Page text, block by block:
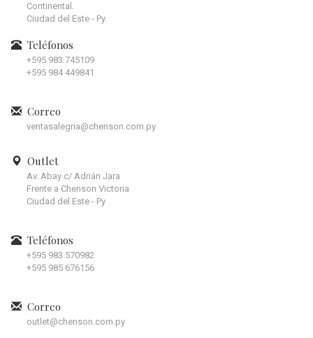
Continental.
Ciudad del Este - Py.
Teléfonos
+595 983 745109
+595 984 449841
Correo
ventasalegria@chenson.com.py
Outlet
Av. Abay c/ Adrián Jara
Frente a Chenson Victoria
Ciudad del Este - Py
Teléfonos
+595 983 570982
+595 985 676156
Correo
outlet@chenson.com.py